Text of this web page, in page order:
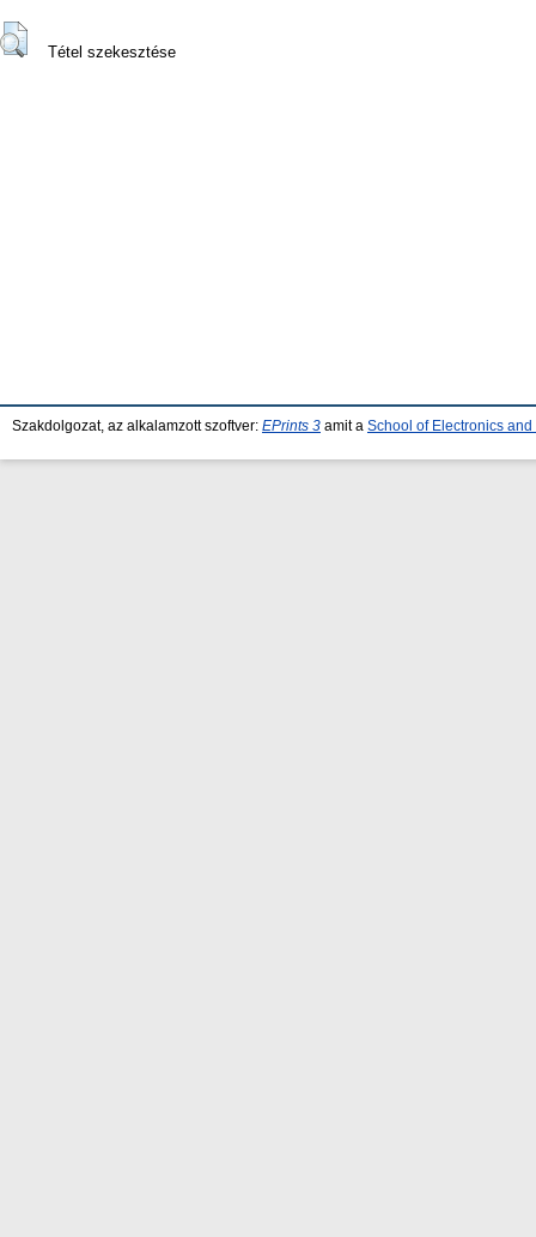
Tétel szekesztése
Szakdolgozat, az alkalamzott szoftver: EPrints 3 amit a School of Electronics